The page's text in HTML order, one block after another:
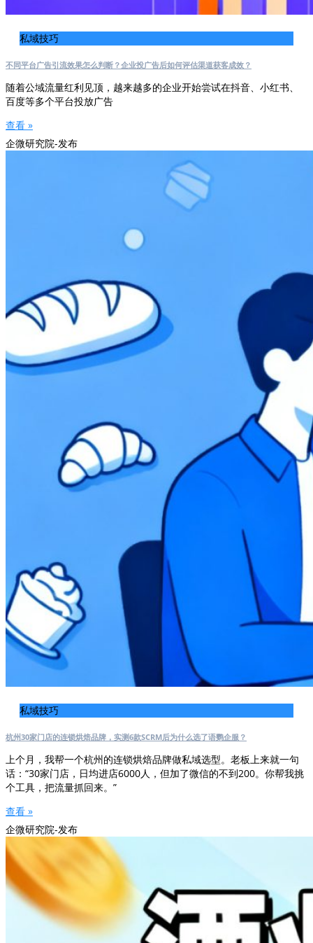
私域技巧
不同平台广告引流效果怎么判断？企业投广告后如何评估渠道获客成效？
随着公域流量红利见顶，越来越多的企业开始尝试在抖音、小红书、
百度等多个平台投放广告
查看 »
企微研究院-发布
私域技巧
杭州30家门店的连锁烘焙品牌，实测6款SCRM后为什么选了语鹦企服？
上个月，我帮一个杭州的连锁烘焙品牌做私域选型。老板上来就一句
话：“30家门店，日均进店6000人，但加了微信的不到200。你帮我挑
个工具，把流量抓回来。”
查看 »
企微研究院-发布